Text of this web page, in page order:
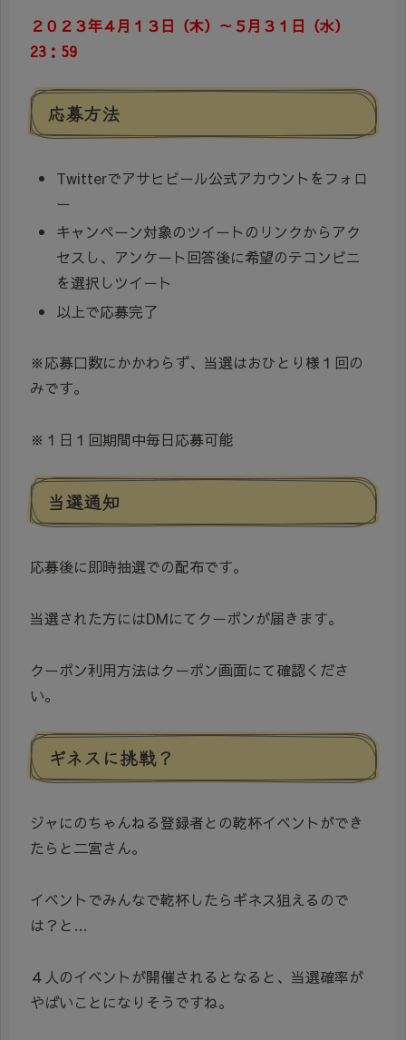
２０２３年４月１３日（木）～５月３１日（水）
23：59
応募方法
Twitterでアサヒビール公式アカウントをフォロ
ー
キャンペーン対象のツイートのリンクからアク
セスし、アンケート回答後に希望のテコンビニ
を選択しツイート
以上で応募完了
※応募口数にかかわらず、当選はおひとり様１回の
みです。
※１日１回期間中毎日応募可能
当選通知
応募後に即時抽選での配布です。
当選された方にはDMにてクーポンが届きます。
クーポン利用方法はクーポン画面にて確認くださ
い。
ギネスに挑戦？
ジャにのちゃんねる登録者との乾杯イベントができ
たらと二宮さん。
イベントでみんなで乾杯したらギネス狙えるので
は？と…
４人のイベントが開催されるとなると、当選確率が
やばいことになりそうですね。